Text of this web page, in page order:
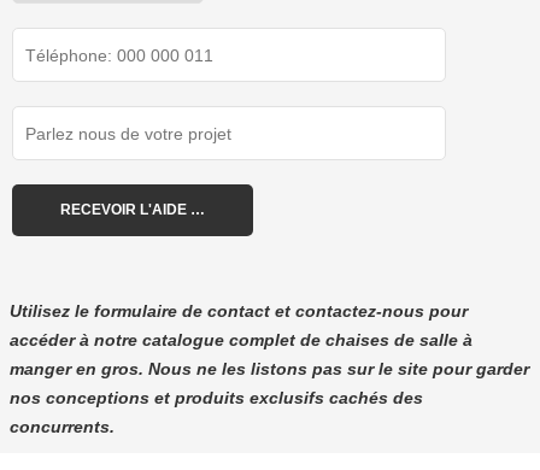
Utilisez le formulaire de contact et contactez-nous pour
accéder à notre catalogue complet de chaises de salle à
manger en gros. Nous ne les listons pas sur le site pour garder
nos conceptions et produits exclusifs cachés des
concurrents.